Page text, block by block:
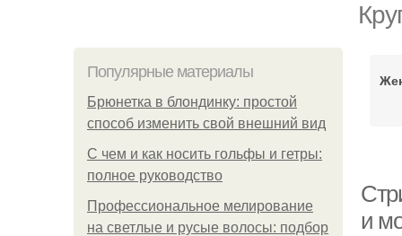
Популярные материалы
Брюнетка в блондинку: простой
способ изменить свой внешний вид
С чем и как носить гольфы и гетры:
полное руководство
Профессиональное мелирование
на светлые и русые волосы: подбор
и